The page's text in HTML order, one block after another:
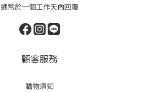
通常於一個工作天內回覆
顧客服務
購物須知